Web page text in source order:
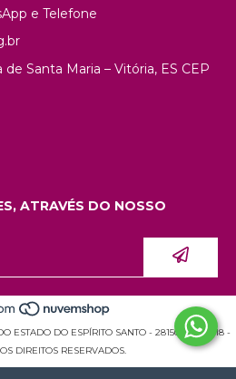
e Telefone
de Santa Maria – Vitória, ES CEP
ATRAVÉS DO NOSSO
ESTADO DO ESPÍRITO SANTO - 28150936000118 -
DIREITOS RESERVADOS.